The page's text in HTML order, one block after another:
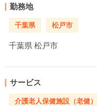
勤務地
千葉県 松戸市
千葉県 松戸市
サービス
介護老人保健施設（老健）